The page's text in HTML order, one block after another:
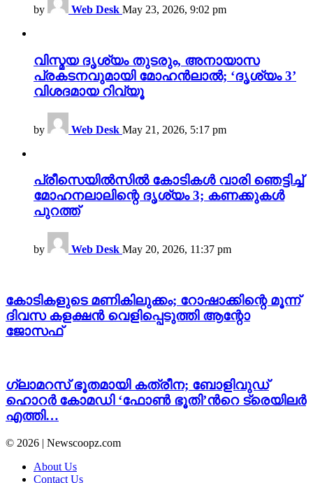
by Web Desk May 23, 2026, 9:02 pm
വിസ്മയ ദൃശ്യം തുടരും, അനായാസ
പ്രകടനവുമായി മോഹൻലാൽ; ‘ദൃശ്യം 3’
വിശദമായ റിവ്യൂ
by Web Desk May 21, 2026, 5:17 pm
പ്രീസെയിൽസിൽ കോടികൾ വാരി ഞെട്ടിച്ച്
മോഹനലാലിന്റെ ദൃശ്യം 3; കണക്കുകൾ
പുറത്ത്
by Web Desk May 20, 2026, 11:37 pm
കോടികളുടെ മണികിലുക്കം; റോഷാക്കിന്റെ മൂന്ന്
ദിവസ കളക്ഷന്‍ വെളിപ്പെടുത്തി ആന്റോ
ജോസഫ്
ഗ്ലാമറസ് ഭൂതമായി കത്രീന; ബോളിവുഡ്
ഹൊറർ കോമഡി ‘ഫോൺ ഭൂതി’ന്‍റെ ട്രെയിലർ
എത്തി…
© 2026 | Newscoopz.com
About Us
Contact Us